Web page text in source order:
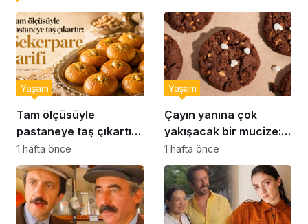
Tam ölçüsüyle
pastaneye taş çıkartır:
Şekerpare tarifi
Yaşam
1 hafta önce
Çayın yanına çok
yakışacak bir mucize:
Brownie tadında ıslak
kurabiye tarifi…
Yaşam
1 hafta önce